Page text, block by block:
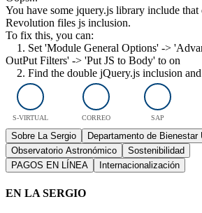
You have some jquery.js library include that
Revolution files js inclusion.
To fix this, you can:
1. Set 'Module General Options' ->
OutPut Filters' -> 'Put JS to Body' to on
2. Find the double jQuery.js inclusion
S-VIRTUAL CORREO SAP
Sobre La Sergio
Departamento de Bienestar
Observatorio Astronómico
Sostenibilidad
PAGOS EN LÍNEA
Internacionalización
EN LA SERGIO